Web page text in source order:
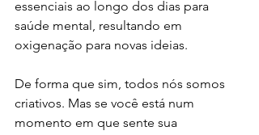
essenciais ao longo dos dias para
saúde mental, resultando em
oxigenação para novas ideias.
De forma que sim, todos nós somos
criativos. Mas se você está num
momento em que sente sua